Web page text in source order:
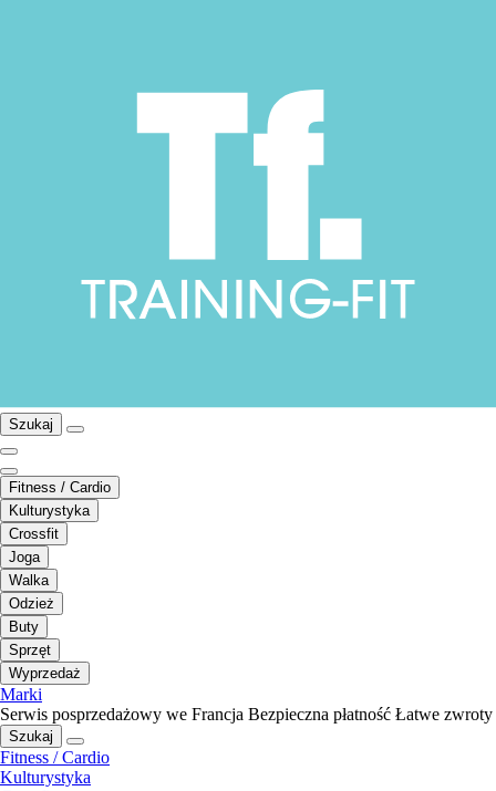
Szukaj
Fitness / Cardio
Kulturystyka
Crossfit
Joga
Walka
Odzież
Buty
Sprzęt
Wyprzedaż
Marki
Serwis posprzedażowy we Francja Bezpieczna płatność Łatwe zwroty
Szukaj
Fitness / Cardio
Kulturystyka